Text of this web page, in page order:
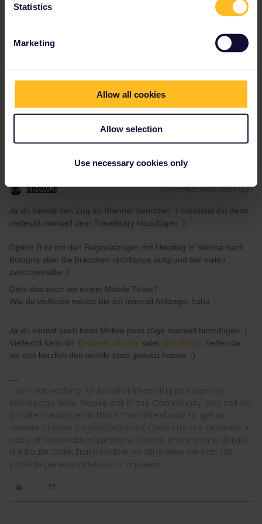
Statistics
Marketing
Allow all cookies
Allow selection
Use necessary cookies only
Ja du kannst den Zug ab Brenner benutzen :) müsstest ihn denn
Option B ist mit den Regionalzügen mit Umstieg in Verona nach
zwischenhalte :)
Geht das auch bei einem Mobile Ticket?
Wie du vielleicht merkst bin ich Interrail Anfänger haha
seewulf Forum|Forum|5 years ago
Ja du kannst den Zug ab Brenner benutzen :) müsstest ihn denn
vielleicht manuell dem Traveldiary hinzufügen :)
Option B ist mit den Regionalzügen mit Umstieg in Verona nach
Bologna aber die brauchen rechtlange aufgrund der vielen
zwischenhalte :)
Geht das auch bei einem Mobile Ticket?
Wie du vielleicht merkst bin ich Interrail Anfänger haha
Ja du kannst auch beim Mobile pass züge manuell hinzufügen :)
Vielleicht kann dir @runner.on.rails oder @rvdborgt helfen da
sie erst kürzlich den mobile pass genutzt haben. :)
I´ am not working for Eurail or Interrail i just share my
knowledge here. Please ask in the Community and not via
private message as this is the fastest way to get an
answer. I prefer English/German/ Czech for my answers. In
case of Reservationquestions please share some details
like Route, Date, Trainnumber as otherwise we can just
provide general advices or answers